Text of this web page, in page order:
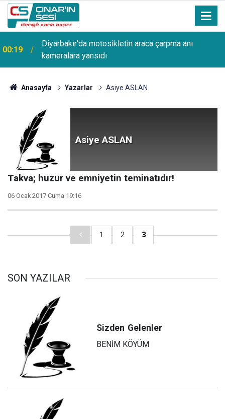
Diyarbakır'da motosikletin araca çarpma anı
kameralara yansıdı
00:08 Filistin Konvoyu Diyarbakır'da şehir turu attı
Anasayfa Yazarlar Asiye ASLAN
Asiye ASLAN
Takva; huzur ve emniyetin teminatıdır!
06 Ocak 2017 Cuma 19:16
1 2 3
SON YAZILAR
Sizden Gelenler
BENİM KÖYÜM